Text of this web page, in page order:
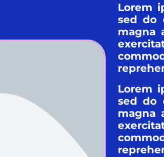
Lorem
sed do
magna
Lorem
sed do
magna